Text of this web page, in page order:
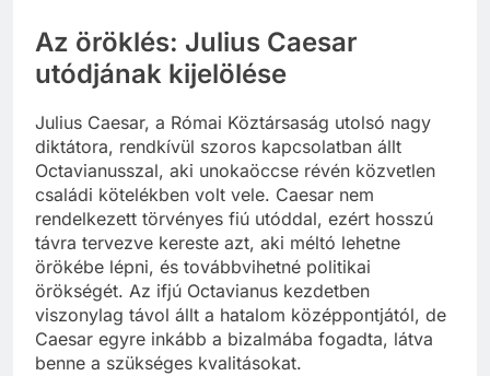
Az öröklés: Julius Caesar
utódjának kijelölése
Julius Caesar, a Római Köztársaság utolsó nagy
diktátora, rendkívül szoros kapcsolatban állt
Octavianusszal, aki unokaöccse révén közvetlen
családi kötelékben volt vele. Caesar nem
rendelkezett törvényes fiú utóddal, ezért hosszú
távra tervezve kereste azt, aki méltó lehetne
örökébe lépni, és továbbvihetné politikai
örökségét. Az ifjú Octavianus kezdetben
viszonylag távol állt a hatalom középpontjától, de
Caesar egyre inkább a bizalmába fogadta, látva
benne a szükséges kvalitásokat.